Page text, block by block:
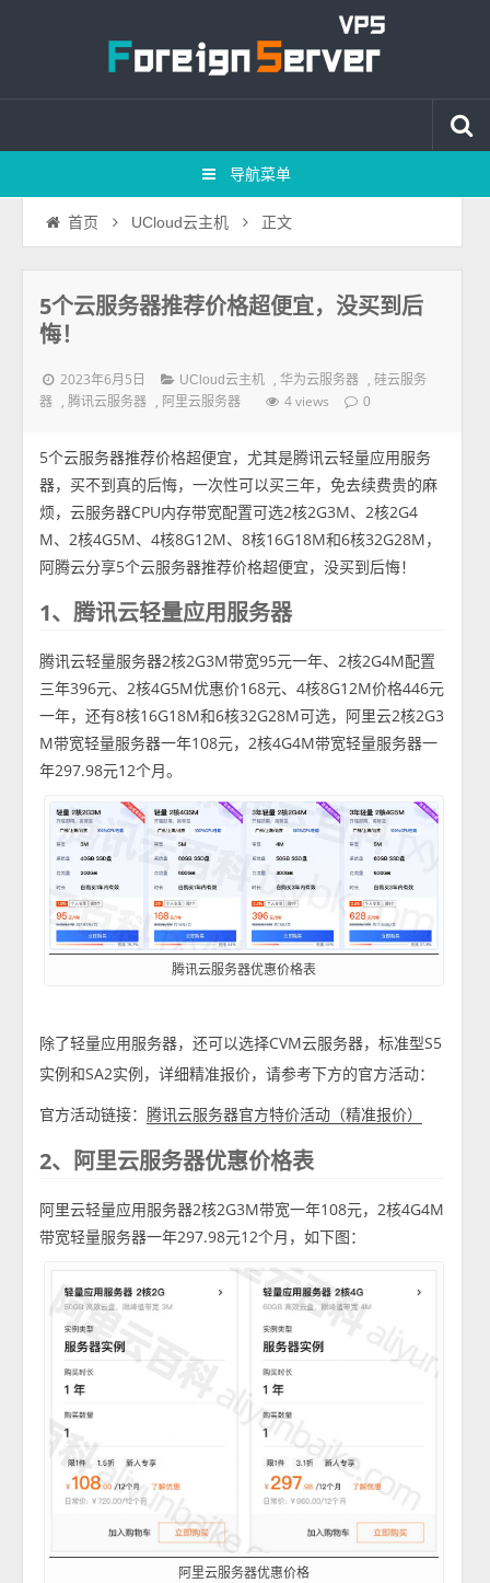
导航菜单
首页 UCloud云主机 正文
5个云服务器推荐价格超便宜，没买到后
悔！
2023年6月5日 UCloud云主机 , 华为云服务器 , 硅云服务
器
,腾讯云服务器 , 阿里云服务器 4 views 0
5个云服务器推荐价格超便宜，尤其是腾讯云轻量应用服务
器，买不到真的后悔，一次性可以买三年，免去续费贵的麻
烦，云服务器CPU内存带宽配置可选2核2G3M、2核2G4
M、2核4G5M、4核8G12M、8核16G18M和6核32G28M，
阿腾云分享5个云服务器推荐价格超便宜，没买到后悔！
1、腾讯云轻量应用服务器
腾讯云轻量服务器2核2G3M带宽95元一年、2核2G4M配置
三年396元、2核4G5M优惠价168元、4核8G12M价格446元
一年，还有8核16G18M和6核32G28M可选，阿里云2核2G3
M带宽轻量服务器一年108元，2核4G4M带宽轻量服务器一
年297.98元12个月。
腾讯云服务器优惠价格表
除了轻量应用服务器，还可以选择CVM云服务器，标准型S5
实例和SA2实例，详细精准报价，请参考下方的官方活动：
官方活动链接：腾讯云服务器官方特价活动（精准报价）
2、阿里云服务器优惠价格表
阿里云轻量应用服务器2核2G3M带宽一年108元，2核4G4M
带宽轻量服务器一年297.98元12个月，如下图：
阿里云服务器优惠价格